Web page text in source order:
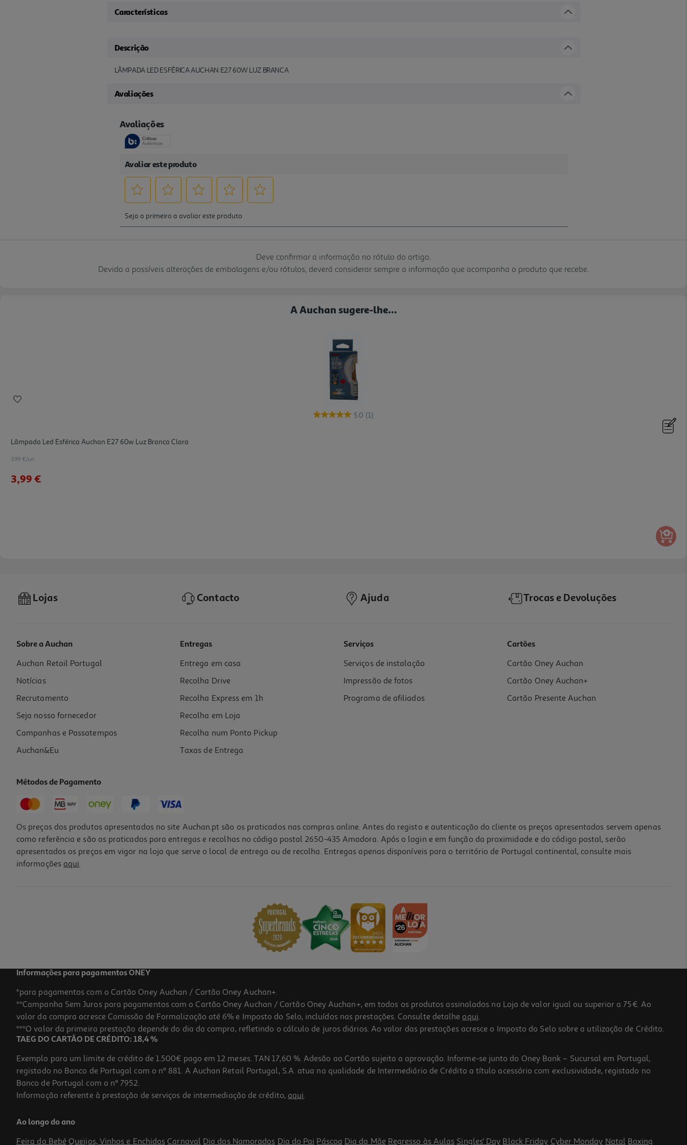
Características
Descrição
LÂMPADA LED ESFÉRICA AUCHAN E27 60W LUZ BRANCA
Avaliações
Deve confirmar a informação no rótulo do artigo.
Devido a possíveis alterações de embalagens e/ou rótulos, deverá considerar sempre a informação que acompanha o produto que recebe.
A Auchan sugere-lhe...
5.0 (1)
Lâmpada Led Esférica Auchan E27 60w Luz Branca Clara
3.99 €/un
3,99 €
Lâmpada Led Esférica Auchan E27 60w Luz Amarela
4.19 €/un
4,19 €
4.15 €/un
Lojas Contacto Ajuda Trocas e Devoluções
Sobre a Auchan
Auchan Retail Portugal
Notícias
Recrutamento
Seja nosso fornecedor
Campanhas e Passatempos
Auchan&Eu
Entregas
Entrega em casa
Recolha Drive
Recolha Express em 1h
Recolha em Loja
Recolha num Ponto Pickup
Taxas de Entrega
Serviços
Serviços de instalação
Impressão de fotos
Programa de afiliados
Cartões
Cartão Oney Auchan
Cartão Oney Auchan+
Cartão Presente Auchan
Métodos de Pagamento
Os preços dos produtos apresentados no site Auchan.pt são os praticados nas compras online. Antes do registo e autenticação do cliente os preços apresentados servem apenas
como referência e são os praticados para entregas e recolhas no código postal 2650-435 Amadora. Após o login e em função da proximidade e do código postal, serão
apresentados os preços em vigor na loja que serve o local de entrega ou de recolha. Entregas apenas disponíveis para o território de Portugal continental, consulte mais
informações aqui.
Informações para pagamentos ONEY
*para pagamentos com o Cartão Oney Auchan / Cartão Oney Auchan+.
**Campanha Sem Juros para pagamentos com o Cartão Oney Auchan / Cartão Oney Auchan+, em todos os produtos assinalados na Loja de valor igual ou superior a 75€. Ao
valor da compra acresce Comissão de Formalização até 6% e Imposto do Selo, incluídos nas prestações. Consulte detalhe aqui.
***O valor da primeira prestação depende do dia da compra, refletindo o cálculo de juros diários. Ao valor das prestações acresce o Imposto do Selo sobre a utilização de Crédito.
TAEG DO CARTÃO DE CRÉDITO: 18,4 %
Exemplo para um limite de crédito de 1.500€ pago em 12 meses. TAN 17,60 %. Adesão ao Cartão sujeita a aprovação. Informe-se junto do Oney Bank – Sucursal em Portugal,
registado no Banco de Portugal com o nº 881. A Auchan Retail Portugal, S.A. atua na qualidade de Intermediário de Crédito a título acessório com exclusividade, registado no
Banco de Portugal com o nº 7952.
Informação referente à prestação de serviços de intermediação de crédito, aqui.
Ao longo do ano
Feira do Bebé Queijos, Vinhos e Enchidos Carnaval Dia dos Namorados Dia do Pai Páscoa Dia da Mãe Regresso às Aulas Singles' Day Black Friday Cyber Monday Natal Boxing